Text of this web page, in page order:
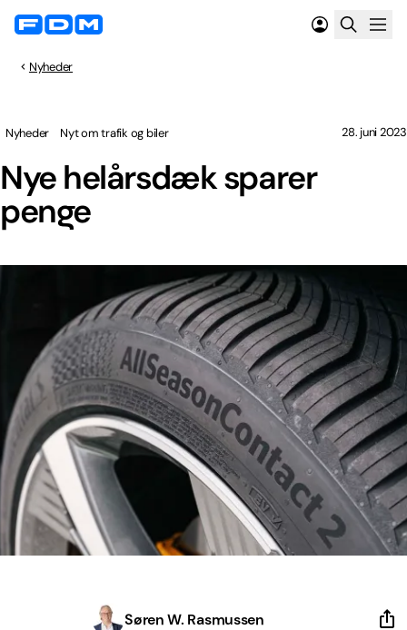
Nyheder
Nye helårsdæk sparer
penge
Nyheder Nyt om trafik og biler 28. juni 2023
Søren W. Rasmussen